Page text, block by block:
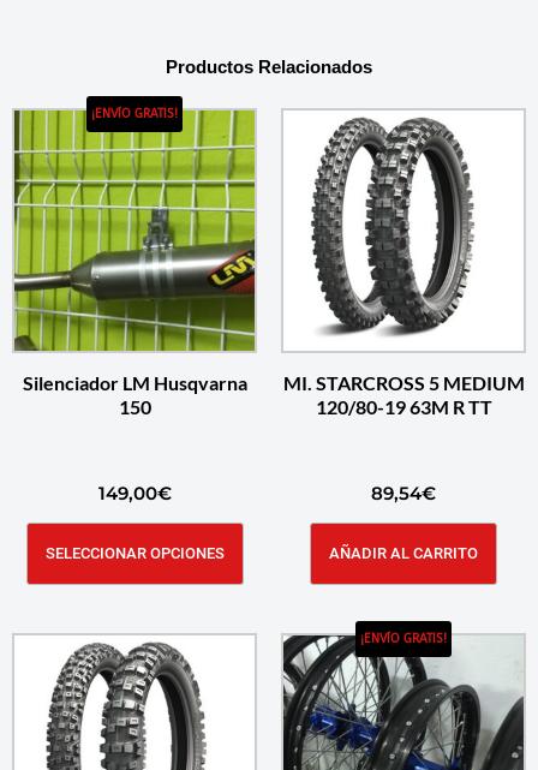
Productos Relacionados
¡ENVÍO GRATIS!
Silenciador LM Husqvarna
150
149,00€
SELECCIONAR OPCIONES
MI. STARCROSS 5 MEDIUM
120/80-19 63M R TT
89,54€
AÑADIR AL CARRITO
¡ENVÍO GRATIS!